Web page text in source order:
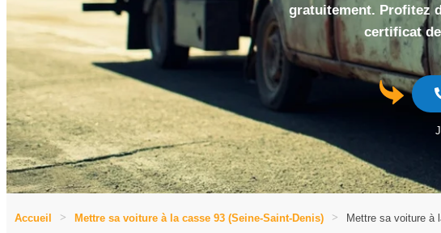
gratuitement. Profitez
certificat
Accueil Mettre sa voiture à la casse 93 (Seine-Saint-Denis) Mettre sa voiture à